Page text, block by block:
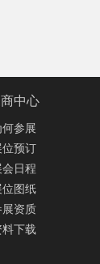
中心
何参展
位预订
会日程
位图纸
资质
料下载